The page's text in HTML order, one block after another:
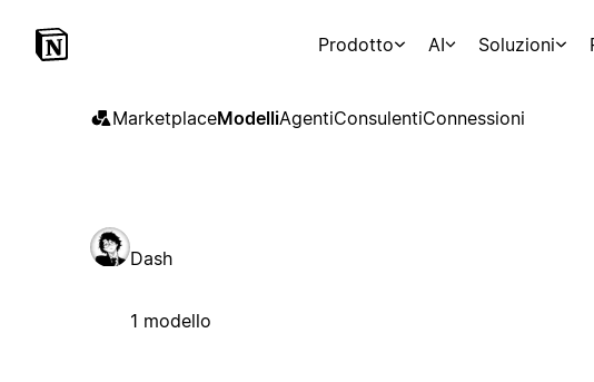
Prodotto AI Soluzioni
MarketplaceModelliAgentiConsulentiConnessioni
Dash
1 modello